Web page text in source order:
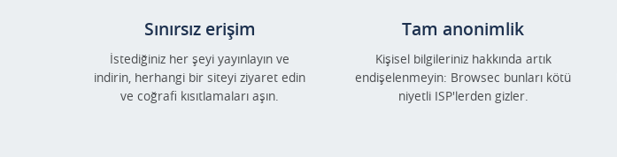
Sınırsız erişim
İstediğiniz her şeyi yayınlayın ve
indirin, herhangi bir siteyi ziyaret edin
ve coğrafi kısıtlamaları aşın.
Tam anonimlik
Kişisel bilgileriniz hakkında artık
endişelenmeyin: Browsec bunları kötü
niyetli ISP'lerden gizler.